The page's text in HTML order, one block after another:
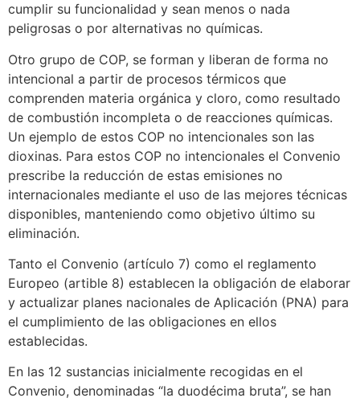
cumplir su funcionalidad y sean menos o nada
peligrosas o por alternativas no químicas.
Otro grupo de COP, se forman y liberan de forma no
intencional a partir de procesos térmicos que
comprenden materia orgánica y cloro, como resultado
de combustión incompleta o de reacciones químicas.
Un ejemplo de estos COP no intencionales son las
dioxinas. Para estos COP no intencionales el Convenio
prescribe la reducción de estas emisiones no
internacionales mediante el uso de las mejores técnicas
disponibles, manteniendo como objetivo último su
eliminación.
Tanto el Convenio (artículo 7) como el reglamento
Europeo (artible 8) establecen la obligación de elaborar
y actualizar planes nacionales de Aplicación (PNA) para
el cumplimiento de las obligaciones en ellos
establecidas.
En las 12 sustancias inicialmente recogidas en el
Convenio, denominadas “la duodécima bruta”, se han